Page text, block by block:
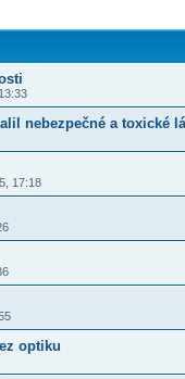
nebezpečné a toxické
17:18
optiku